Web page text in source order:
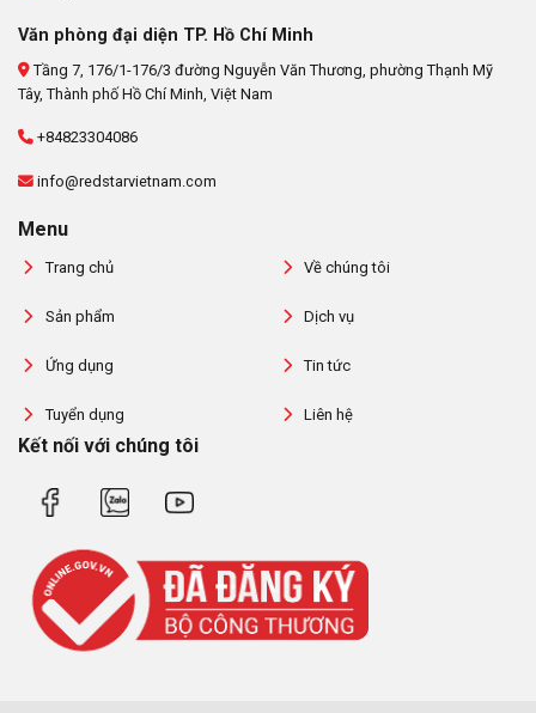
Văn phòng đại diện TP. Hồ Chí Minh
Tầng 7, 176/1-176/3 đường Nguyễn Văn Thương, phường Thạnh Mỹ
Tây, Thành phố Hồ Chí Minh, Việt Nam
+84823304086
info@redstarvietnam.com
Menu
Trang chủ Về chúng tôi
Sản phẩm Dịch vụ
Ứng dụng Tin tức
Tuyển dụng Liên hệ
Kết nối với chúng tôi